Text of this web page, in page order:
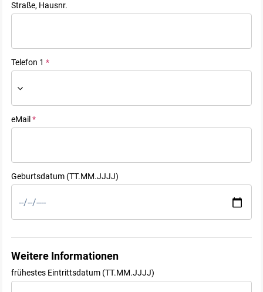
Straße, Hausnr.
Telefon 1*
eMail*
Geburtsdatum (TT.MM.JJJJ)
Weitere Informationen
frühestes Eintrittsdatum (TT.MM.JJJJ)